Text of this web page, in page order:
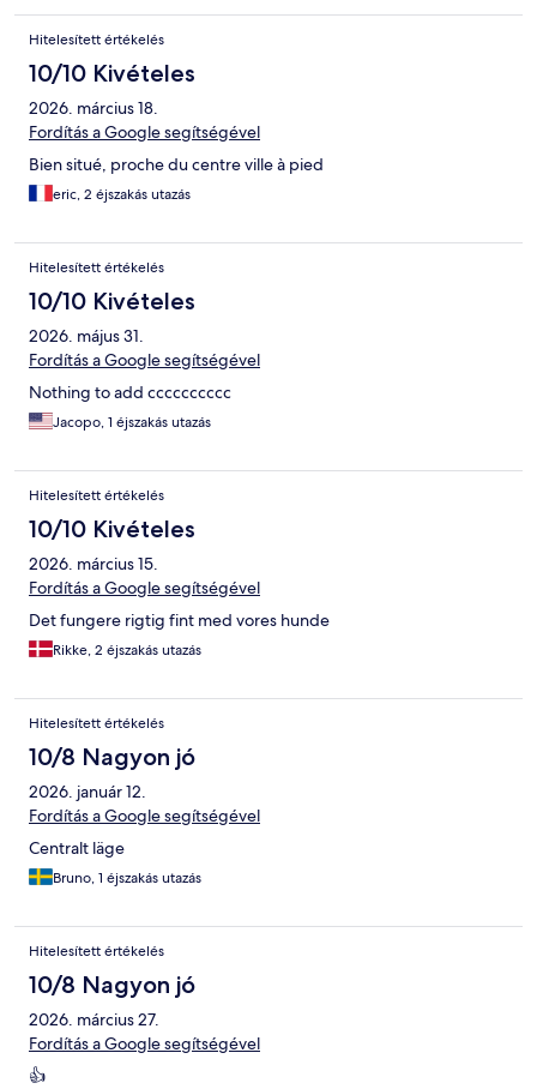
Hitelesített értékelés
10/10 Kivételes
2026. március 18.
Fordítás a Google segítségével
Bien situé, proche du centre ville à pied
eric, 2 éjszakás utazás
Hitelesített értékelés
10/10 Kivételes
2026. május 31.
Fordítás a Google segítségével
Nothing to add cccccccccc
Jacopo, 1 éjszakás utazás
Hitelesített értékelés
10/10 Kivételes
2026. március 15.
Fordítás a Google segítségével
Det fungere rigtig fint med vores hunde
Rikke, 2 éjszakás utazás
Hitelesített értékelés
10/8 Nagyon jó
2026. január 12.
Fordítás a Google segítségével
Centralt läge
Bruno, 1 éjszakás utazás
Hitelesített értékelés
10/8 Nagyon jó
2026. március 27.
Fordítás a Google segítségével
👍